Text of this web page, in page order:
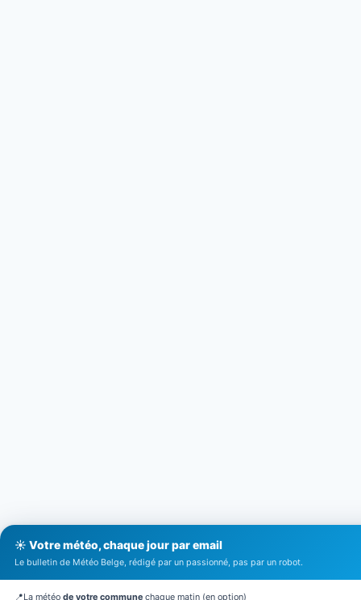
☀️ Votre météo, chaque jour par email
Le bulletin de Météo Belge, rédigé par un passionné, pas par un robot.
📍La météo de votre commune chaque matin (en option)